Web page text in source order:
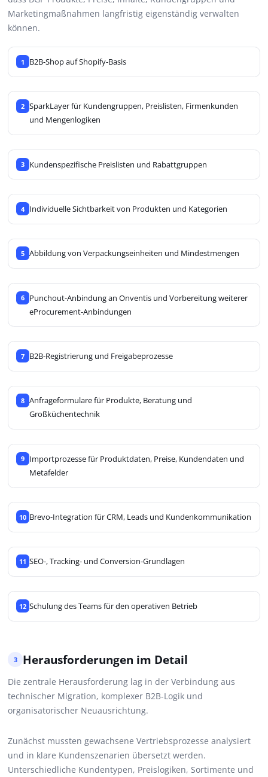
Marketingmaßnahmen langfristig eigenständig verwalten
können.
1 B2B-Shop auf Shopify-Basis
2 SparkLayer für Kundengruppen, Preislisten, Firmenkunden
und Mengenlogiken
3 Kundenspezifische Preislisten und Rabattgruppen
4 Individuelle Sichtbarkeit von Produkten und Kategorien
5 Abbildung von Verpackungseinheiten und Mindestmengen
6 Punchout-Anbindung an Onventis und Vorbereitung weiterer
eProcurement-Anbindungen
7 B2B-Registrierung und Freigabeprozesse
8 Anfrageformulare für Produkte, Beratung und
Großküchentechnik
9 Importprozesse für Produktdaten, Preise, Kundendaten und
Metafelder
10 Brevo-Integration für CRM, Leads und Kundenkommunikation
11 SEO-, Tracking- und Conversion-Grundlagen
12 Schulung des Teams für den operativen Betrieb
3 Herausforderungen im Detail
Die zentrale Herausforderung lag in der Verbindung aus
technischer Migration, komplexer B2B-Logik und
organisatorischer Neuausrichtung.
Zunächst mussten gewachsene Vertriebsprozesse analysiert
und in klare Kundenszenarien übersetzt werden.
Unterschiedliche Kundentypen, Preislogiken, Sortimente und